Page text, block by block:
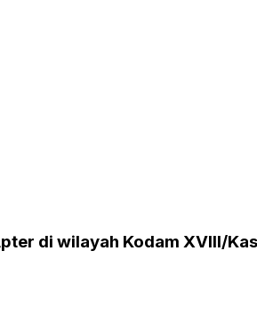
di wilayah Kodam XVIII/